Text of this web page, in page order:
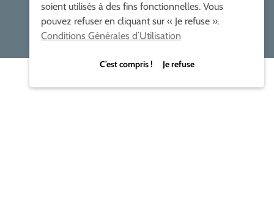
soient utilisés à des fins fonctionnelles. Vous
pouvez refuser en cliquant sur « Je refuse ».
Conditions Générales d’Utilisation
C’est compris ! Je refuse